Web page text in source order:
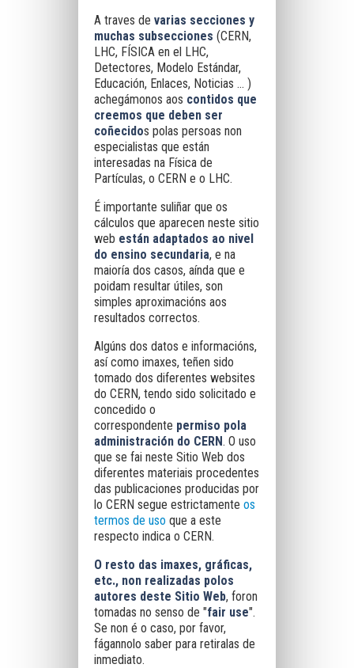
A traves de varias secciones y
muchas subsecciones (CERN,
LHC, FÍSICA en el LHC,
Detectores, Modelo Estándar,
Educación, Enlaces, Noticias ... )
achegámonos aos contidos que
creemos que deben ser
coñecidos polas persoas non
especialistas que están
interesadas na Física de
Partículas, o CERN e o LHC.
É importante suliñar que os
cálculos que aparecen neste sitio
web están adaptados ao nivel
do ensino secundaria, e na
maioría dos casos, aínda que e
poidam resultar útiles, son
simples aproximacións aos
resultados correctos.
Algúns dos datos e informacións,
así como imaxes, teñen sido
tomado dos diferentes websites
do CERN, tendo sido solicitado e
concedido o
correspondente permiso pola
administración do CERN. O uso
que se fai neste Sitio Web dos
diferentes materiais procedentes
das publicaciones producidas por
lo CERN segue estrictamente os
termos de uso que a este
respecto indica o CERN.
O resto das imaxes, gráficas,
etc., non realizadas polos
autores deste Sitio Web, foron
tomadas no senso de "fair use".
Se non é o caso, por favor,
fágannolo saber para retiralas de
inmediato.